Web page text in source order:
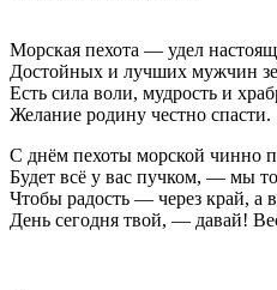
Морская пехота — удел
Достойных и лучших мужчин
Есть сила воли, мудрость и
Желание родину честно спасти.
С днём пехоты морской чинно
Будет всё у вас пучком, — мы
Чтобы радость — через край,
День сегодня твой, — давай!